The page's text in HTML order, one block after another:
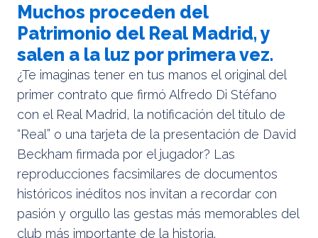
Muchos proceden del
Patrimonio del Real Madrid, y
salen a la luz por primera vez.
¿Te imaginas tener en tus manos el original del
primer contrato que firmó Alfredo Di Stéfano
con el Real Madrid, la notificación del título de
“Real” o una tarjeta de la presentación de David
Beckham firmada por el jugador? Las
reproducciones facsimilares de documentos
históricos inéditos nos invitan a recordar con
pasión y orgullo las gestas más memorables del
club más importante de la historia.